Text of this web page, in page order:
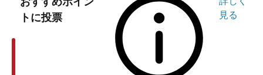
トに投票
見る